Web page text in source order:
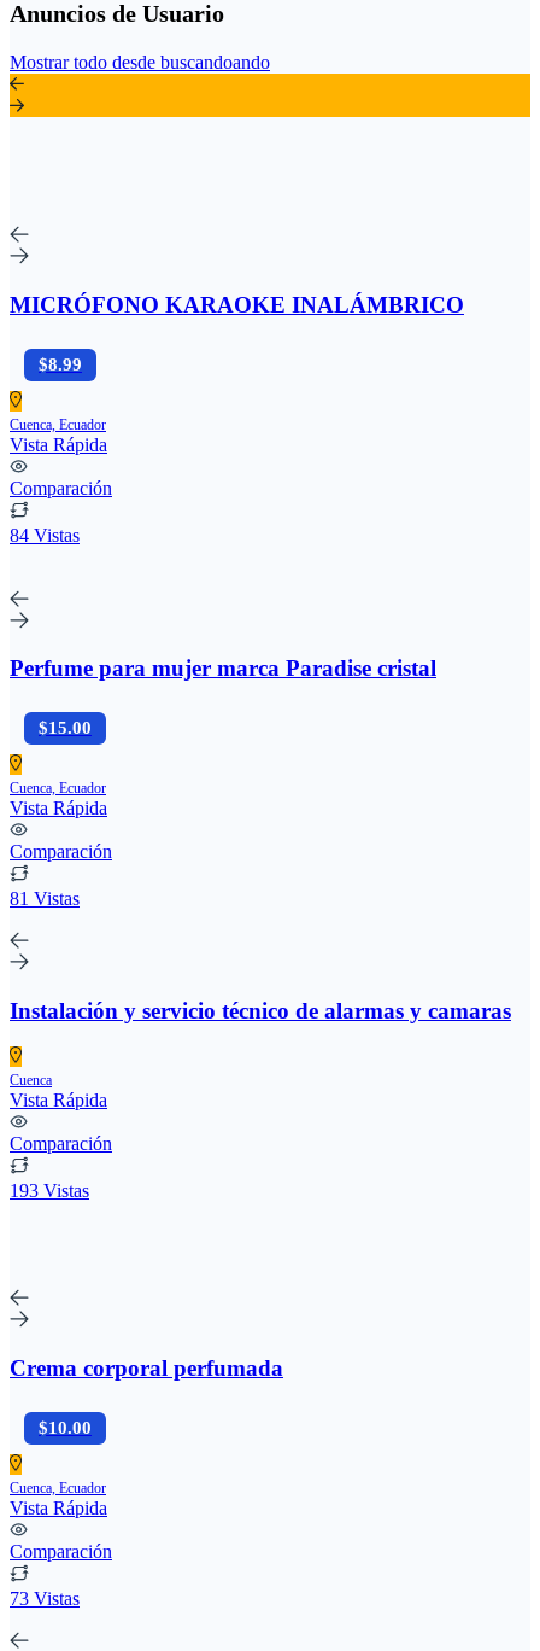
Anuncios de Usuario
Mostrar todo desde buscandoando
MICRÓFONO KARAOKE INALÁMBRICO
$8.99
Cuenca, Ecuador
Vista Rápida
Comparación
84 Vistas
Perfume para mujer marca Paradise cristal
$15.00
Cuenca, Ecuador
Vista Rápida
Comparación
81 Vistas
Instalación y servicio técnico de alarmas y camaras
Cuenca
Vista Rápida
Comparación
193 Vistas
Crema corporal perfumada
$10.00
Cuenca, Ecuador
Vista Rápida
Comparación
73 Vistas